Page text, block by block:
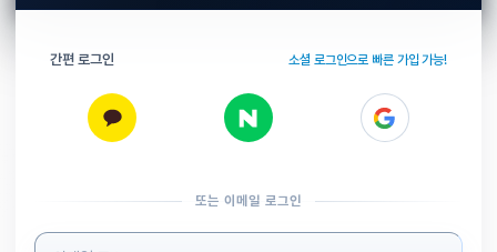
간편 로그인 소셜 로그인으로 빠른 가입 가능!
또는 이메일 로그인
로그인 정보 입력